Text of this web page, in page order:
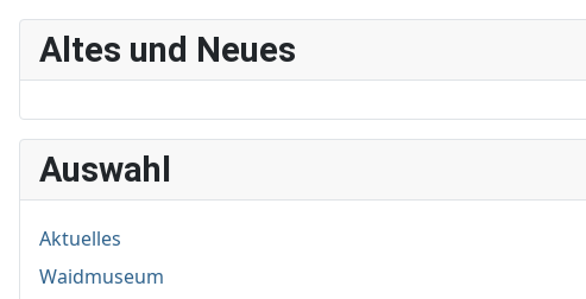
Altes und Neues
Auswahl
Aktuelles
Waidmuseum